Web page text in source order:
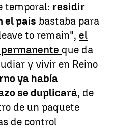
temporal: residir
el país bastaba para
to remain", el
que da
y vivir en Reino
ya había
se duplicará, de
de un paquete
de control